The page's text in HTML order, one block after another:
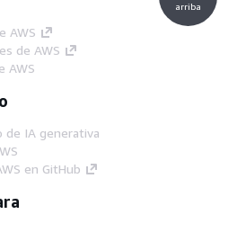
AWS
de AWS
AWS
de IA generativa
en GitHub
arriba